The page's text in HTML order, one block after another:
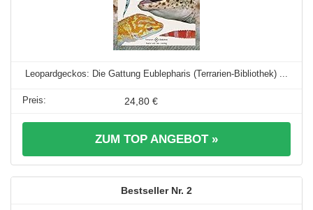
Leopardgeckos: Die Gattung Eublepharis (Terrarien-Bibliothek) ...
24,80 €
ZUM TOP ANGEBOT »
2